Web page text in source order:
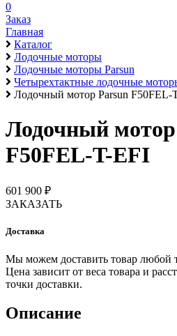
0
Заказ
Главная
Каталог
Лодочные моторы
Лодочные моторы Parsun
Четырехтактные лодочные
Лодочный мотор Parsun F50FEL-
Лодочный
F50FEL-T-EFI
601 900 ₽
ЗАКАЗАТЬ
Доставка
Мы можем доставить товар любой
Цена зависит от веса товара и
точки доставки.
Описание